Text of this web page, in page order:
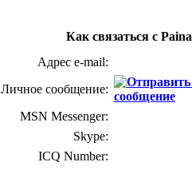
Как связаться с
Адрес e-mail:
Личное сообщение:
MSN Messenger:
Skype:
ICQ Number: